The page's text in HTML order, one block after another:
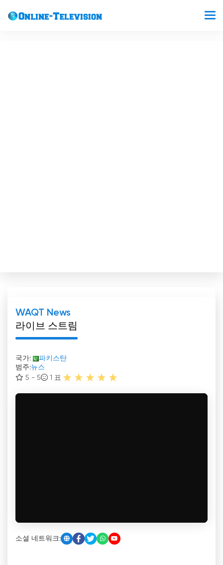
WAQT News
라이브 스트림
국가:
파키스탄
범주:뉴스
5 - 5
1 표
소셜 네트워크: